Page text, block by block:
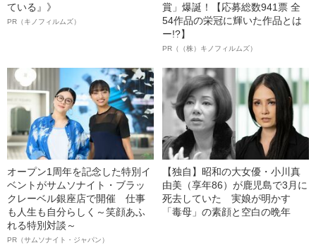
ている』》
PR（キノフィルムズ）
賞」爆誕！【応募総数941票 全
54作品の栄冠に輝いた作品とは
ー!?】
PR（（株）キノフィルムズ）
オープン1周年を記念した特別イ
ベントがサムソナイト・ブラッ
クレーベル銀座店で開催 仕事
も人生も自分らしく～笑顔あふ
れる特別対談～
PR（サムソナイト・ジャパン）
【独自】昭和の大女優・小川真
由美（享年86）が鹿児島で3月に
死去していた 実娘が明かす
「毒母」の素顔と空白の晩年